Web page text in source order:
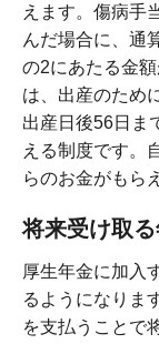
えます。傷病手
んだ場合に、通
の2にあたる金
は、出産のため
出産日後56日ま
える制度です。
らのお金がもら
将来受け取
厚生年金に加入
るようになりま
を支払うことで